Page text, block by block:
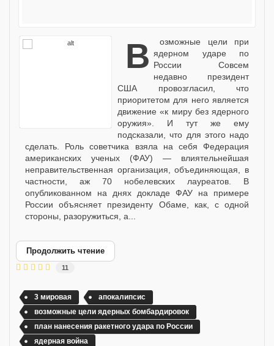
Возможные цели при ядерном ударе по
России Совсем
недавно президент
США провозгласил, что
приоритетом для него является
движение «к миру без ядерного
оружия». И тут же ему
подсказали, что для этого надо
сделать. Роль советчика взяла на себя Федерация
американских ученых (ФАУ) — влиятельнейшая
неправительственная организация, объединяющая, в
частности, аж 70 нобелевских лауреатов. В
опубликованном на днях докладе ФАУ на примере
России объясняет президенту Обаме, как, с одной
стороны, разоружиться, а...
Продолжить чтение
11
3 мировая
апокалипсис
возможные цели ядерных бомбардировок
план нанесения ракетного удара по России
ядерная война